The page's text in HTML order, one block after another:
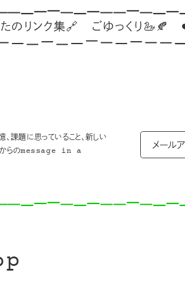
ク集🔗 ごゆっくり🦢🍂 ❤️特集
題に思っていること、新しい
からのmessage in a